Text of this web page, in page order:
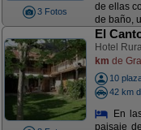
3 Fotos
de ellas
de baño,
El
Hotel
km de
10
42 km
En
paisaje